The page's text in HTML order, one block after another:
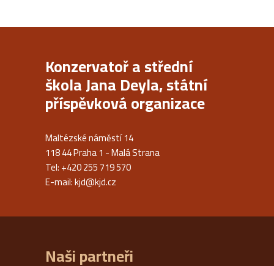
Konzervatoř a střední
škola Jana Deyla, státní
příspěvková organizace
Maltézské náměstí 14
118 44 Praha 1 - Malá Strana
Tel: +420 255 719 570
E-mail:kjd@kjd.cz
Naši partneři